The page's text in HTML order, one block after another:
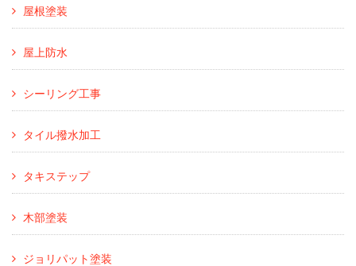
屋根塗装
屋上防水
シーリング工事
タイル撥水加工
タキステップ
木部塗装
ジョリパット塗装